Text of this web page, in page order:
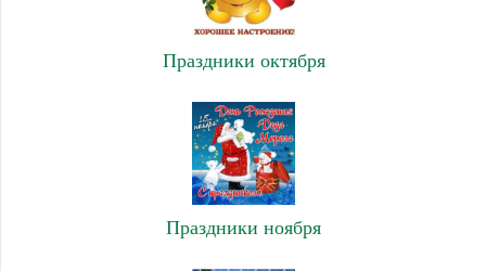
Праздники октября
Праздники ноября